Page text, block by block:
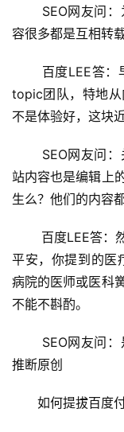
容很多都是互相转
topic团队，特地
不是体验好，这块
站内容也是编辑上
生么？他们的内容
平安，你提到的医
病院的医师或医科
不能不斟酌。
推断原创
如何提拔百度